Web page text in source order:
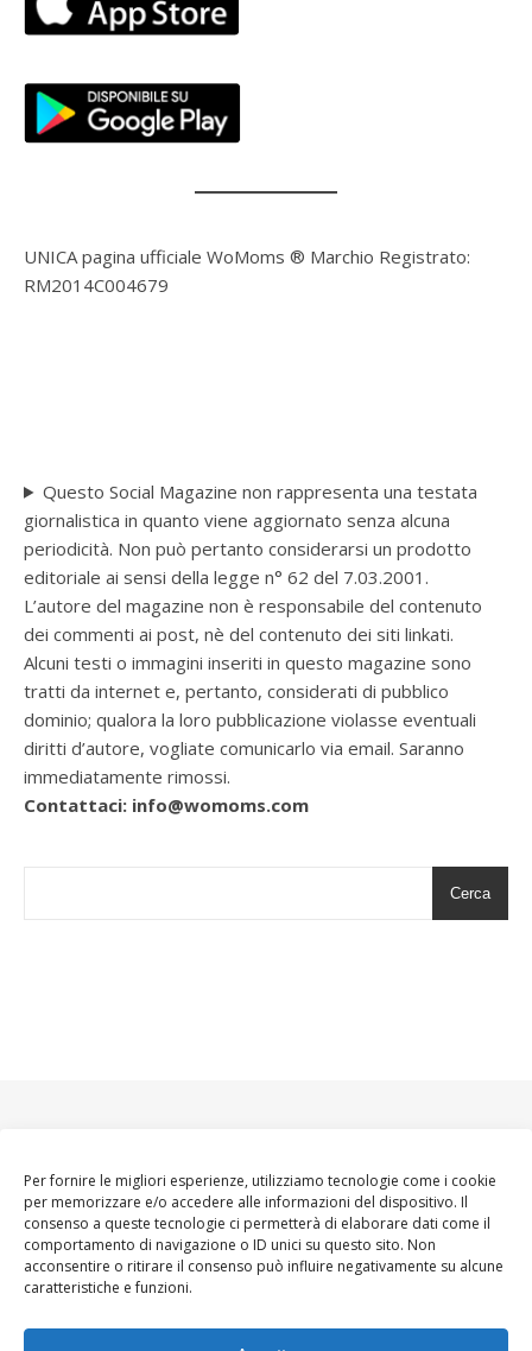
Per fornire le migliori esperienze, utilizziamo tecnologie come i cookie
per memorizzare e/o accedere alle informazioni del dispositivo. Il
consenso a queste tecnologie ci permetterà di elaborare dati come il
comportamento di navigazione o ID unici su questo sito. Non
acconsentire o ritirare il consenso può influire negativamente su alcune
caratteristiche e funzioni.
UNICA pagina ufficiale WoMoms ® Marchio Registrato:
RM2014C004679
Questo Social Magazine non rappresenta una testata
giornalistica in quanto viene aggiornato senza alcuna
periodicità. Non può pertanto considerarsi un prodotto
editoriale ai sensi della legge n° 62 del 7.03.2001.
L’autore del magazine non è responsabile del contenuto
dei commenti ai post, nè del contenuto dei siti linkati.
Alcuni testi o immagini inseriti in questo magazine sono
tratti da internet e, pertanto, considerati di pubblico
dominio; qualora la loro pubblicazione violasse eventuali
diritti d’autore, vogliate comunicarlo via email. Saranno
immediatamente rimossi.
Contattaci: info@womoms.com
Cerca